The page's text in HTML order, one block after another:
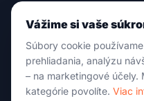
Zvolenská cesta 46
974 05 Banská Bystrica
Po-Pia: 09:00 - 18:00
Vážime si vaše
Súbory cookie
prehliadania, analýzu
– na marketingové
kategórie povolíte. Viac